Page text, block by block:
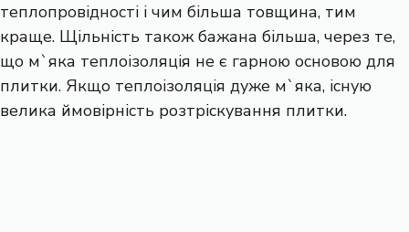
теплопровідності і чим більша товщина, тим
краще. Щільність також бажана більша, через те,
що м`яка теплоізоляція не є гарною основою для
плитки. Якщо теплоізоляція дуже м`яка, існую
велика ймовірність розтріскування плитки.